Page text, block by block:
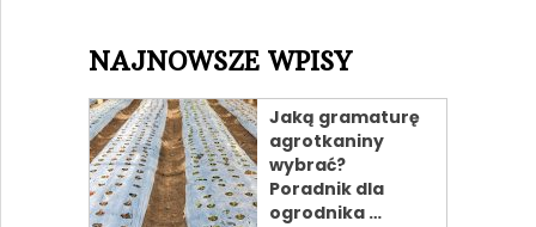
NAJNOWSZE WPISY
Jaką gramaturę
agrotkaniny
wybrać?
Poradnik dla
ogrodnika …